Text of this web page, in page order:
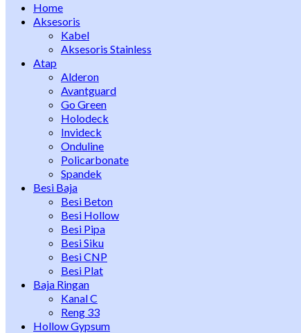
Home
Aksesoris
Kabel
Aksesoris Stainless
Atap
Alderon
Avantguard
Go Green
Holodeck
Invideck
Onduline
Policarbonate
Spandek
Besi Baja
Besi Beton
Besi Hollow
Besi Pipa
Besi Siku
Besi CNP
Besi Plat
Baja Ringan
Kanal C
Reng 33
Hollow Gypsum